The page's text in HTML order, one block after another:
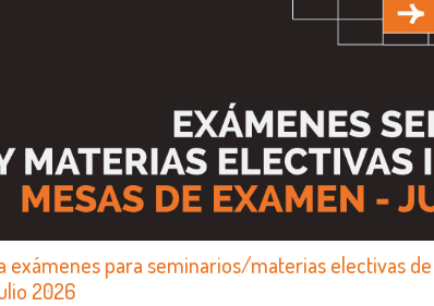
exámenes para seminarios/materias electivas
2026